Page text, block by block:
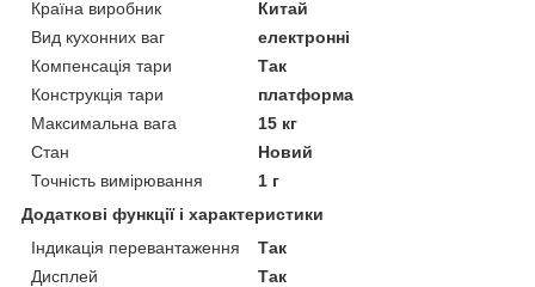
Країна виробник
Китай
Вид кухонних ваг
електронні
Компенсація тари
Так
Конструкція тари
платформа
Максимальна вага
15 кг
Стан
Новий
Точність вимірювання
1 г
Додаткові функції і характеристики
Індикація перевантаження
Так
Дисплей
Так